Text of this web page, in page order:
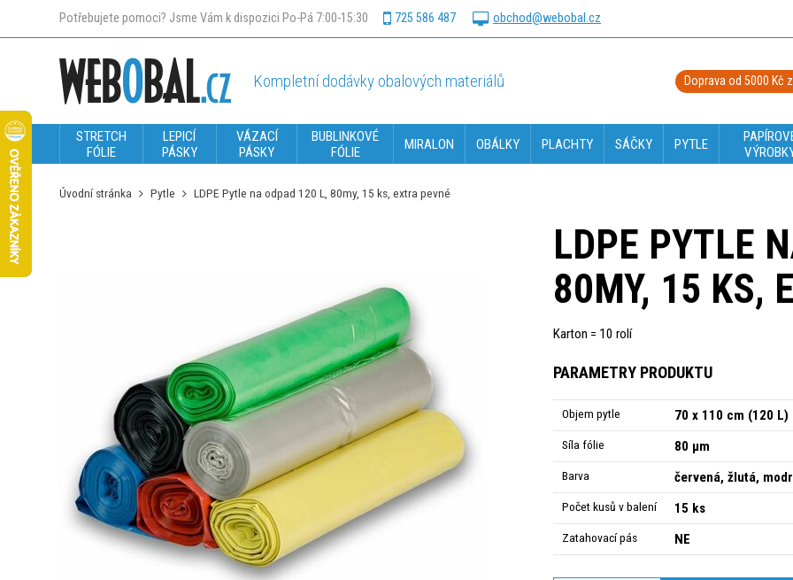
Potřebujete pomoci? Jsme Vám k dispozici Po-Pá 7:00-15:30 725 586 487 obchod@webobal.cz
Kompletní dodávky obalových materiálů Doprava od 5000 Kč
STRETCH
FÓLIE
LEPICÍ
PÁSKY
VÁZACÍ
PÁSKY
BUBLINKOVÉ
FÓLIE
MIRALON OBÁLKY PLACHTY SÁČKY PYTLE
Úvodní stránka Pytle LDPE Pytle na odpad 120 L, 80my, 15 ks, extra pevné
LDPE PYTLE
80MY, 15 KS,
Karton = 10 rolí
PARAMETRY PRODUKTU
Objem pytle 70 x 110 cm (120 L)
Síla fólie 80 µm
Barva červená, žlutá,
Počet kusů v balení 15 ks
Zatahovací pás NE